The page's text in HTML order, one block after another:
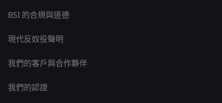
BSI 的合規與道德
現代反奴役聲明
我們的客戶與合作夥伴
我們的認證